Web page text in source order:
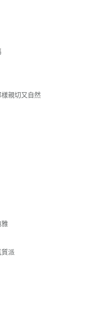
親切又自然
雅
質派